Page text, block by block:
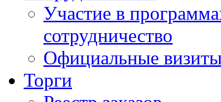
Участие в
сотрудничество
Официальные
Торги